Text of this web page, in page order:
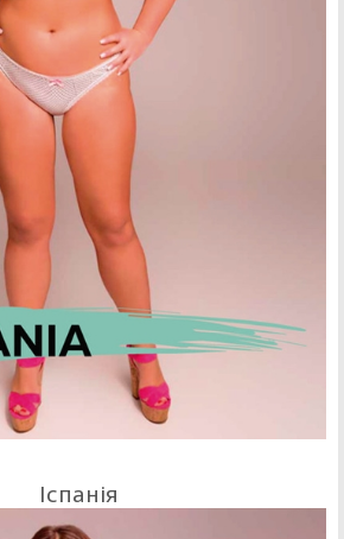
Іспанія